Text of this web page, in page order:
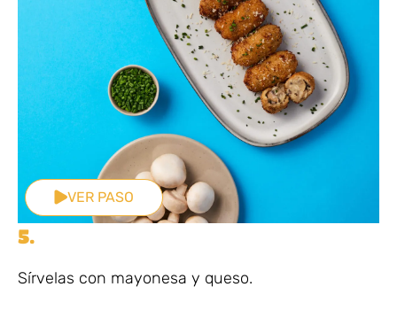
VER PASO
5.
Sírvelas con mayonesa y queso.